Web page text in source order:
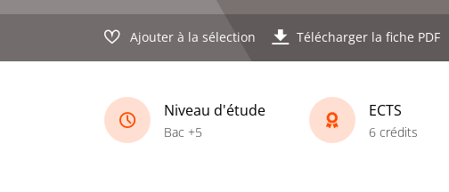
Ajouter à la sélection Télécharger la fiche PDF
Niveau d'étude
Bac +5
ECTS
6 crédits